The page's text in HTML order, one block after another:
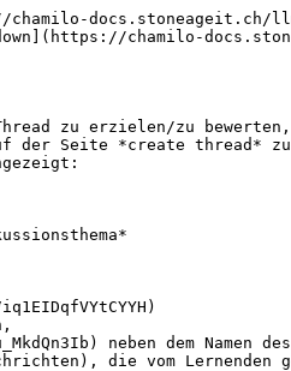
docs.stoneageit.ch/
chamilo-
zu erzielen/zu
der Seite *create thread*
neben dem Namen des
die vom